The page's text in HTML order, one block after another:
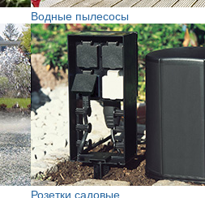
Водные пылесосы
Розетки садовые